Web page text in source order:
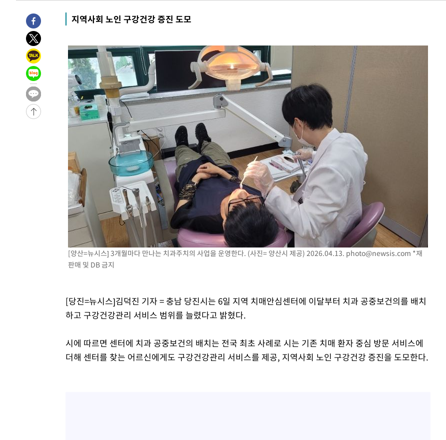
지역사회 노인 구강건강 증진 도모
[양산=뉴시스] 3개월마다 만나는 치과주치의 사업을 운영한다. (사진= 양산시 제공) 2026.04.13. photo@newsis.com *재
판매 및 DB 금지
[당진=뉴시스]김덕진 기자 = 충남 당진시는 6일 지역 치매안심센터에 이달부터 치과 공중보건의를 배치
하고 구강건강관리 서비스 범위를 늘렸다고 밝혔다.
시에 따르면 센터에 치과 공중보건의 배치는 전국 최초 사례로 시는 기존 치매 환자 중심 방문 서비스에
더해 센터를 찾는 어르신에게도 구강건강관리 서비스를 제공, 지역사회 노인 구강건강 증진을 도모한다.